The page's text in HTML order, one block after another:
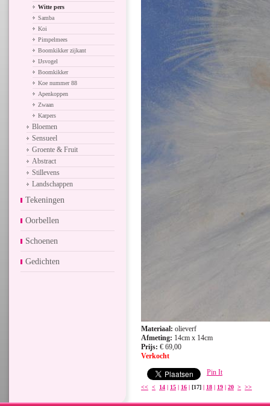
Witte pers
Samba
Koi
Pimpelmees
Boomkikker zijkant
IJsvogel
Boomkikker
Koe nummer 88
Apenkoppen
Zwaan
Karpers
Bloemen
Sensueel
Groente & Fruit
Abstract
Stillevens
Landschappen
Tekeningen
Oorbellen
Schoenen
Gedichten
Materiaal: olieverf
Afmeting: 14cm x 14cm
Prijs: € 69,00
Verkocht
Pin It
<< < 14 | 15 | 16 | [17] | 18 | 19 | 20 > >>